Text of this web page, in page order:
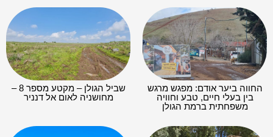
החווה ביער אודם: מפגש מרגש
בין בעלי חיים, טבע וחוויה
משפחתית ברמת הגולן
שביל הגולן – מקטע מספר 8 –
מחושניה לאום אל דנניר